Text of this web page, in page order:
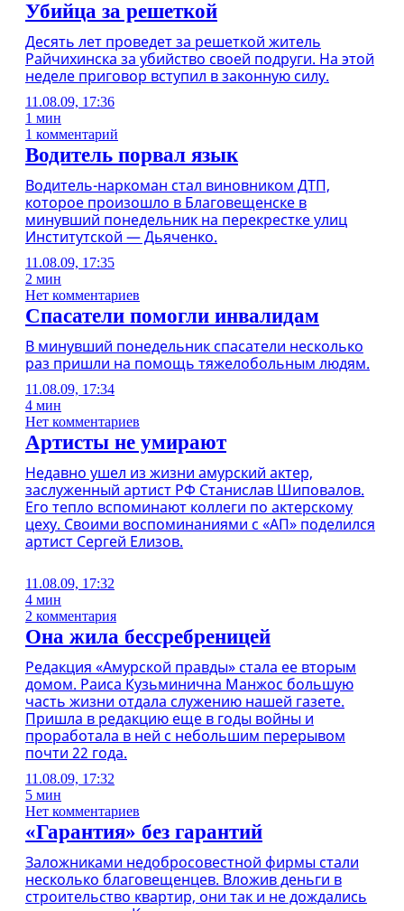
Убийца за решеткой
Десять лет проведет за решеткой житель
Райчихинска за убийство своей подруги. На этой
неделе приговор вступил в законную силу.
11.08.09, 17:36
1 мин
1 комментарий
Водитель порвал язык
Водитель-наркоман стал виновником ДТП,
которое произошло в Благовещенске в
минувший понедельник на перекрестке улиц
Институтской — Дьяченко.
11.08.09, 17:35
2 мин
Нет комментариев
Спасатели помогли инвалидам
В минувший понедельник спасатели несколько
раз пришли на помощь тяжелобольным людям.
11.08.09, 17:34
4 мин
Нет комментариев
Артисты не умирают
Недавно ушел из жизни амурский актер,
заслуженный артист РФ Станислав Шиповалов.
Его тепло вспоминают коллеги по актерскому
цеху. Своими воспоминаниями с «АП» поделился
артист Сергей Елизов.
11.08.09, 17:32
4 мин
2 комментария
Она жила бессребреницей
Редакция «Амурской правды» стала ее вторым
домом. Раиса Кузьминична Манжос большую
часть жизни отдала служению нашей газете.
Пришла в редакцию еще в годы войны и
проработала в ней с небольшим перерывом
почти 22 года.
11.08.09, 17:32
5 мин
Нет комментариев
«Гарантия» без гарантий
Заложниками недобросовестной фирмы стали
несколько благовещенцев. Вложив деньги в
строительство квартир, они так и не дождались